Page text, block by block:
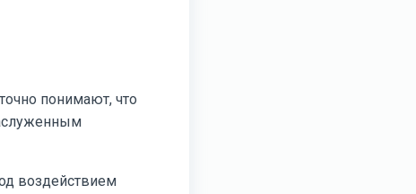
понимают, что
воздействием